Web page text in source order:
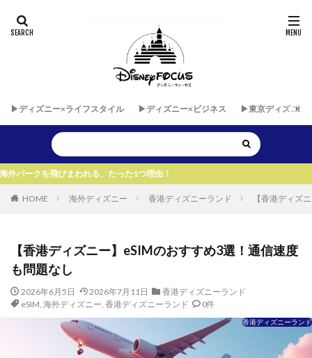
▶︎ディズニー×ライフスタイル ▶︎ディズニー×ビジネス ▶︎東京ディズニー
る、たった1つ理由！
HOME 海外ディズニー 香港ディズニーランド 【香港ディズ
【香港ディズニー】eSIMのおすすめ3選！通信速度
も問題なし
2026年6月5日 2026年7月11日
香港ディズニーランド
eSIM, 海外ディズニー, 香港ディズニーランド 0件
香港ディズニーランド